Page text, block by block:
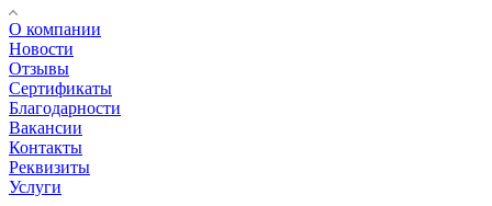
О компании
Новости
Отзывы
Сертификаты
Благодарности
Вакансии
Контакты
Реквизиты
Услуги